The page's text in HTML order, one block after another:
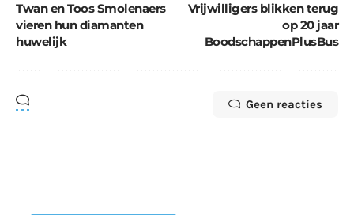
Twan en Toos Smolenaers
vieren hun diamanten
huwelijk
Vrijwilligers blikken terug
op 20 jaar
BoodschappenPlusBus
Geen reacties